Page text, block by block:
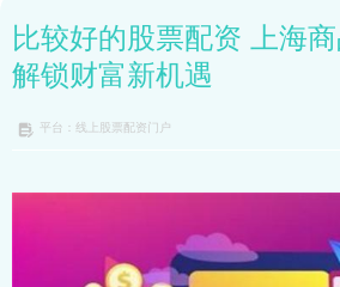
比较好的股票配资 上海
解锁财富新机遇
平台：线上股票配资门户